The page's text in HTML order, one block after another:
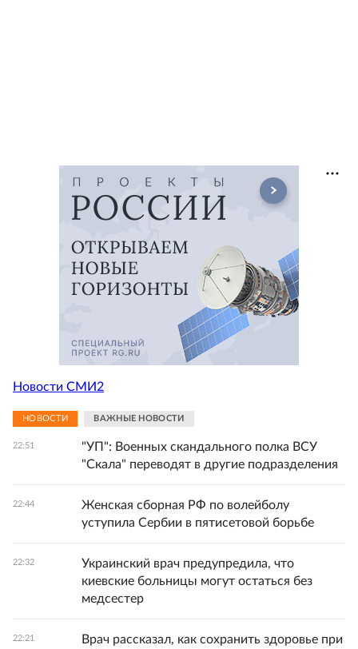
Новости СМИ2
НОВОСТИ ВАЖНЫЕ НОВОСТИ
22:51
"УП": Военных скандального полка ВСУ
"Скала" переводят в другие подразделения
22:44
Женская сборная РФ по волейболу
уступила Сербии в пятисетовой борьбе
22:32
Украинский врач предупредила, что
киевские больницы могут остаться без
медсестер
22:21
Врач рассказал, как сохранить здоровье при